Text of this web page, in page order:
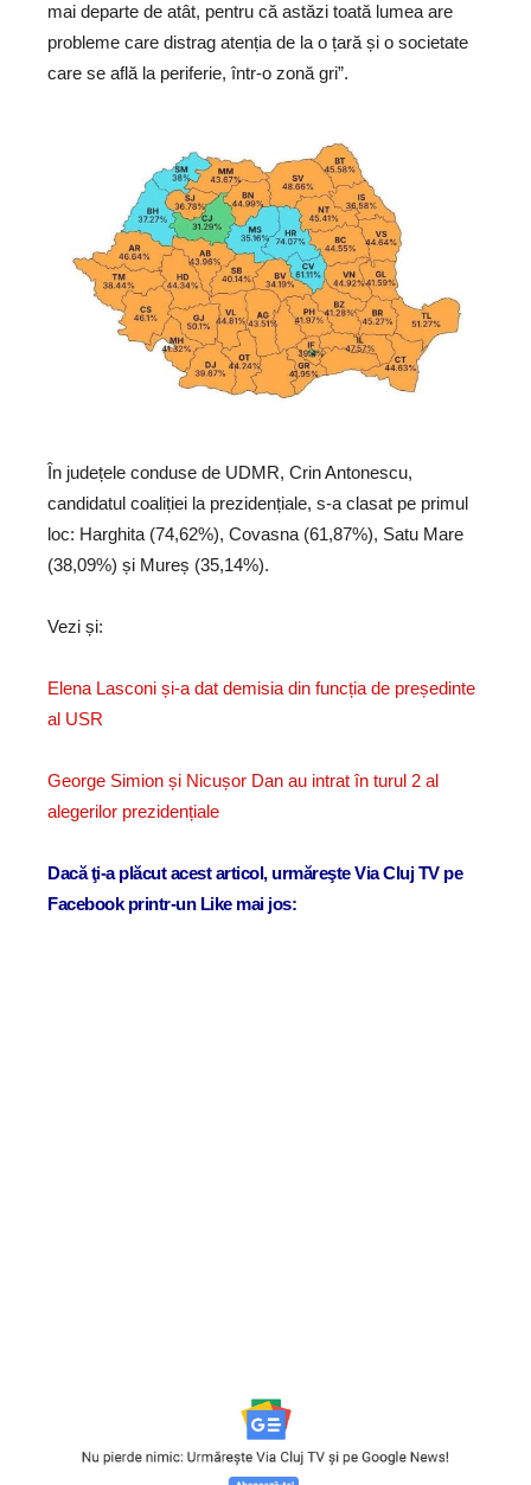
mai departe de atât, pentru că astăzi toată lumea are
probleme care distrag atenția de la o țară și o societate
care se află la periferie, într-o zonă gri”.
În județele conduse de UDMR, Crin Antonescu,
candidatul coaliției la prezidențiale, s-a clasat pe primul
loc: Harghita (74,62%), Covasna (61,87%), Satu Mare
(38,09%) și Mureș (35,14%).
Vezi și:
Elena Lasconi și-a dat demisia din funcția de președinte
al USR
George Simion și Nicușor Dan au intrat în turul 2 al
alegerilor prezidențiale
Dacă ţi-a plăcut acest articol, urmăreşte Via Cluj TV pe
Facebook printr-un Like mai jos: